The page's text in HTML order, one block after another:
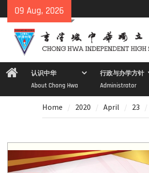
to
content
09 Aug, 2026
Home认识中华
About Chong Hwa
行政与办学方针
Administrator
Home 2020 April 23